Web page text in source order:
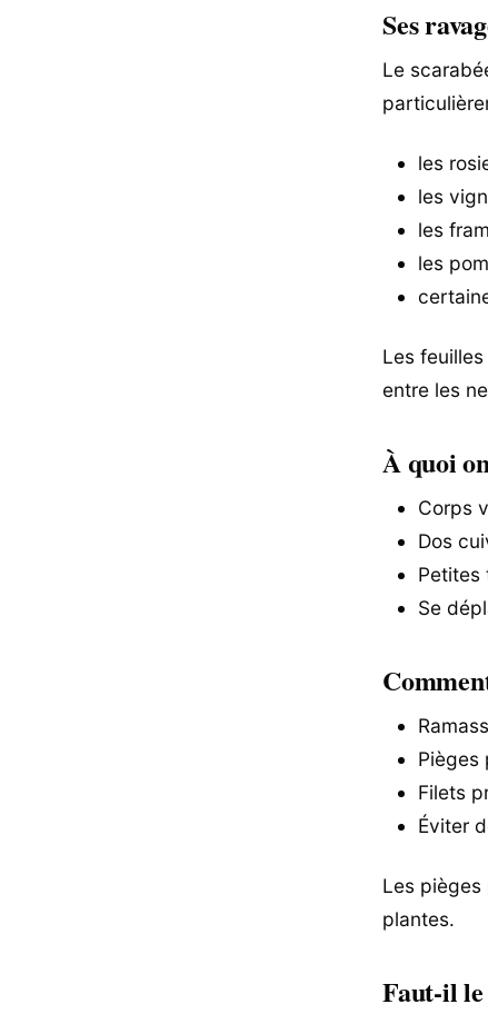
Ses
Le
les
les
les
les
Les
entre les
À quoi
Corps
Dos
Petites
Se
Pièges
Filets
Éviter
Les pièges
plantes.
Faut-il